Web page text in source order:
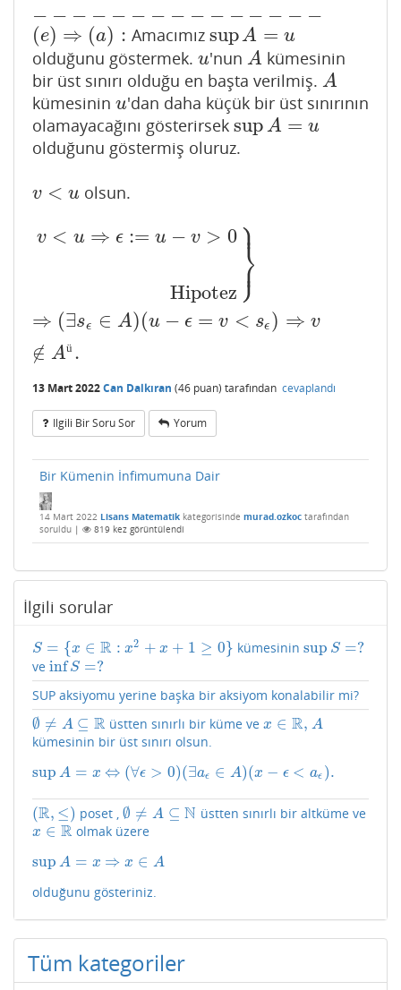
− − − − − − − − − − − − − − −
(e) ⇒ (a) :
(e)⇒ (a) Amacımız supA = u
supA=u
olduğunu göstermek. u
u'nun A
A kümesinin
bir üst sınırı olduğu en başta verilmiş. A
A
kümesinin u
u'dan daha küçük bir üst sınırının
olamayacağını gösterirsek supA = u
supA=u
olduğunu göstermiş oluruz.
v < u
v< u olsun.
v < u ⇒ ϵ := u − v > 0
Hipotez
⎫
⎭
⎬
⎪
⎪
⇒ (∃sϵ ∈ A)(u − ϵ = v < sϵ ) ⇒ v
∉ Aü .
∈
13 Mart 2022Can Dalkıran (46 puan) tarafından cevaplandı
Ilgili Bir Soru Sor Yorum
Bir Kümenin İnfimumuna Dair
14 Mart 2022 Lisans Matematik kategorisinde murad.ozkoc tarafından
soruldu | 819 kez görüntülendi
İlgili sorular
S = {x ∈ R : x2 + x + 1 ≥ 0}
S= {x∈ R: 2+ x+ 1 ≥0} kümesininsup S =?
supS= ?
ve inf S =?
infS=
SUP aksiyomu yerine başka bir aksiyom konalabilir mi?
∅ ≠ A ⊆ R
∅ ≠A ⊆R üstten sınırlı bir küme vex ∈ R,
x∈R A
A
kümesinin bir üst sınırı olsun.
sup A = x ⇔ (∀ϵ > 0)(∃aϵ ∈ A)(x − ϵ < aϵ ).
supA=x⇔( ∀ϵ >0)(∃aϵ∈A (x−ϵ<a ϵ).
(R, ≤)
(R,≤ poset ,∅ ≠ A ⊆ N
∅ ≠A ⊆N üstten sınırlı bir altküme ve
x ∈ R
x∈R olmak üzere
sup A = x ⇒ x ∈ A
supA =x ⇒x∈A
olduğunu gösteriniz.
Tüm kategoriler